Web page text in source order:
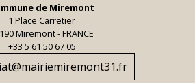
de Miremont
1 Place Carretier
Miremont - FRANCE
+33 5 61 50 67 05